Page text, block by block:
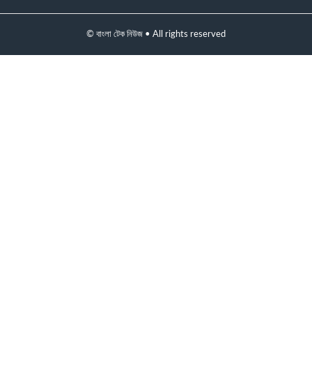
© বাংলা টেক নিউজ • All rights reserved